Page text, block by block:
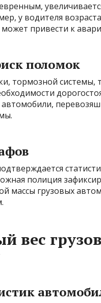
у водителя
привести к
поломок
тормозной системы,
полиция
массы грузовых
вес